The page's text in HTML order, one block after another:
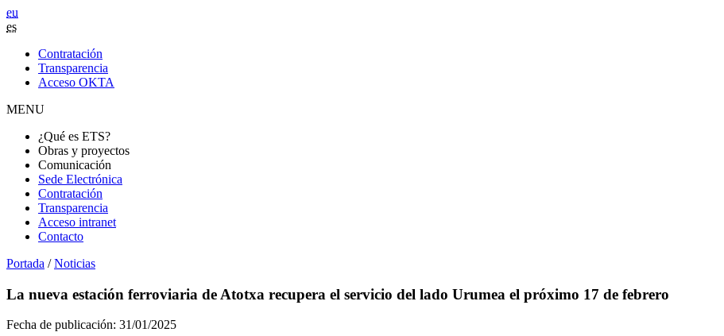
eu
es
Contratación
Transparencia
Acceso OKTA
MENU
¿Qué es ETS?
Obras y proyectos
Comunicación
Sede Electrónica
Contratación
Transparencia
Acceso intranet
Contacto
Portada / Noticias
La nueva estación ferroviaria de Atotxa recupera el servicio del lado Urumea el próximo 17 de febrero
Fecha de publicación: 31/01/2025